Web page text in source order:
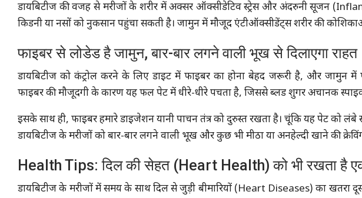
डायबिटीज की वजह से मरीजों के शरीर में अक्सर ऑक्सीडेटिव स्ट्रेस और अंदरुनी सूजन
किडनी या नसों को नुकसान पहुंचा सकती है। जामुन में मौजूद एंटीऑक्सीडेंट्स शरीर की
फाइबर से लोडेड है जामुन, बार-बार लगने वाली भूख से दिलाएगा राहत
डायबिटीज को कंट्रोल करने के लिए डाइट में फाइबर का होना बेहद जरूरी है, और जामुन में
फाइबर की मौजूदगी के कारण यह फल पेट में धीरे-धीरे पचता है, जिससे ब्लड शुगर अचानक
इसके साथ ही, फाइबर हमारे डाइजेशन यानी पाचन तंत्र को दुरुस्त रखता है। चूंकि यह पेट को
डायबिटीज के मरीजों को बार-बार लगने वाली भूख और कुछ भी मीठा या अनहेल्दी खाने की
Health Tips: दिल की सेहत (Heart Health) को भी रखता है
डायबिटीज के मरीजों में समय के साथ दिल से जुड़ी बीमारियों (Heart Diseases) का खतरा